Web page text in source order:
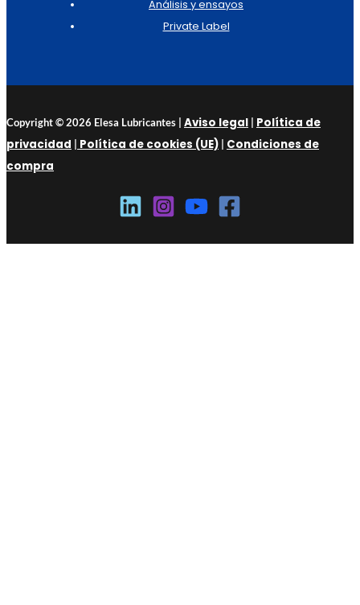
Análisis y ensayos
Private Label
Copyright © 2026 Elesa Lubricantes | Aviso legal | Política de
privacidad | Política de cookies (UE) | Condiciones de
compra